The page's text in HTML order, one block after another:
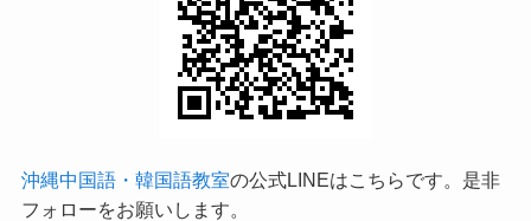
沖縄中国語・韓国語教室の公式LINEはこちらです。是非
フォローをお願いします。